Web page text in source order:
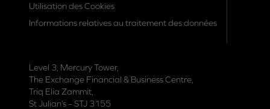
Utilisation des Cookies
Informations relatives au traitement des données
Level 3, Mercury Tower,
The Exchange Financial & Business Centre,
Triq Elia Zammit,
St Julian’s – STJ 3155